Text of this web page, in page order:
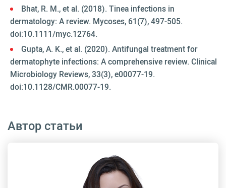
Bhat, R. M., et al. (2018). Tinea infections in
dermatology: A review. Mycoses, 61(7), 497-505.
doi:10.1111/myc.12764.
Gupta, A. K., et al. (2020). Antifungal treatment for
dermatophyte infections: A comprehensive review. Clinical
Microbiology Reviews, 33(3), e00077-19.
doi:10.1128/CMR.00077-19.
Автор статьи